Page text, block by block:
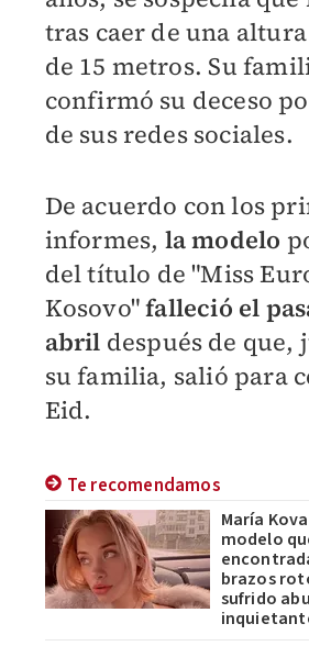
tras caer de una
de 15 metros. Su
confirmó su deceso
de sus redes sociales.
De acuerdo con los
informes, la modelo
del título de "Miss
Kosovo"falleció el
abril después de que,
su familia, salió para
Eid.
Te recomendamos
María
modelo
brazos
sufrido